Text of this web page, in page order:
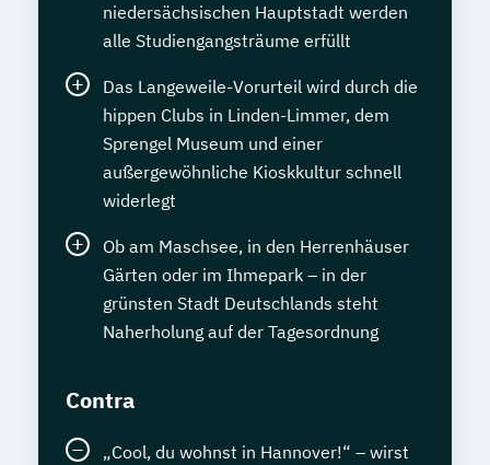
niedersächsischen Hauptstadt werden
alle Studiengangsträume erfüllt
Das Langeweile-Vorurteil wird durch die
hippen Clubs in Linden-Limmer, dem
Sprengel Museum und einer
außergewöhnliche Kioskkultur schnell
widerlegt
Ob am Maschsee, in den Herrenhäuser
Gärten oder im Ihmepark – in der
grünsten Stadt Deutschlands steht
Naherholung auf der Tagesordnung
Contra
„Cool, du wohnst in Hannover!“ – wirst